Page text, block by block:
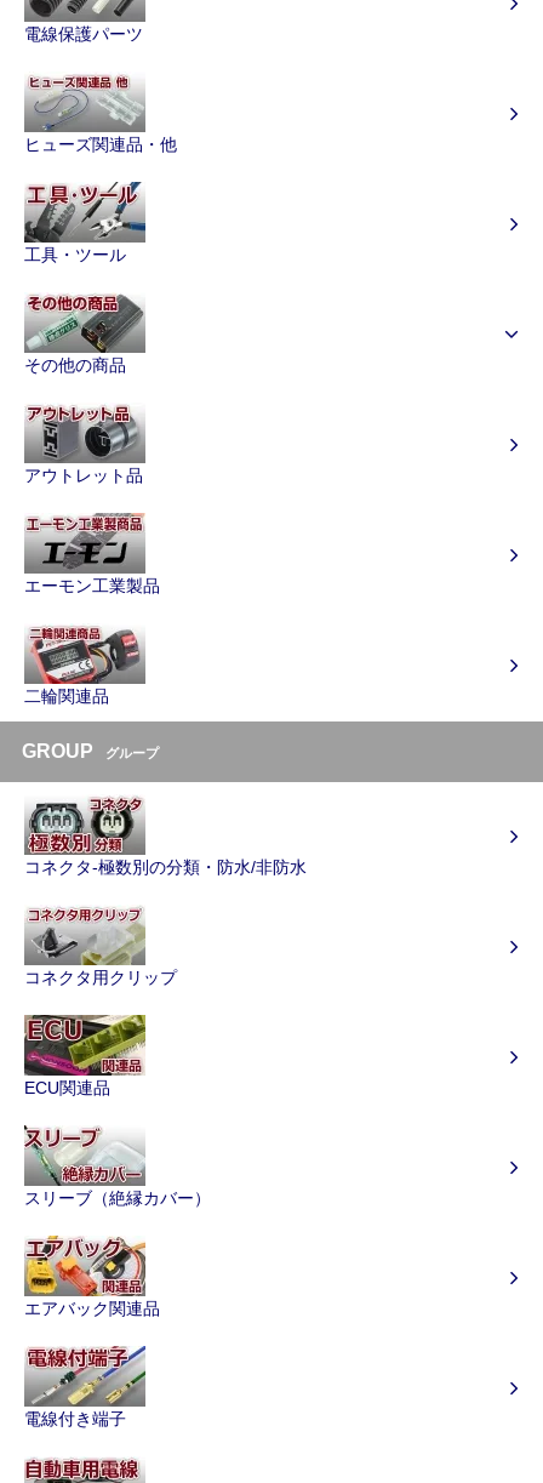
電線保護パーツ
ヒューズ関連品・他
工具・ツール
その他の商品
アウトレット品
エーモン工業製品
二輪関連品
GROUP グループ
コネクタ-極数別の分類・防水/非防水
コネクタ用クリップ
ECU関連品
スリーブ（絶縁カバー）
エアバック関連品
電線付き端子